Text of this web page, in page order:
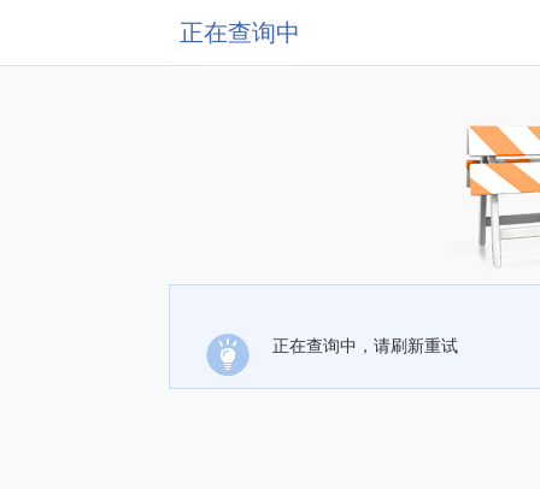
正在查询中
正在查询中，请刷新重试